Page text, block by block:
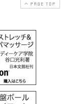
PAGE TOP